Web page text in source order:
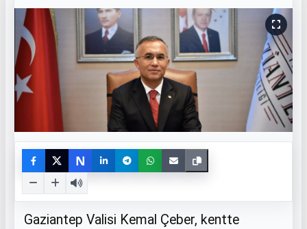
N
Gaziantep Valisi Kemal Çeber, kentte